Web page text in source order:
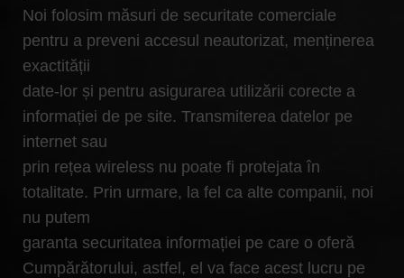
Noi folosim măsuri de securitate comerciale
pentru a preveni accesul neautorizat, menținerea
exactității
date-lor și pentru asigurarea utilizării corecte a
informației de pe site. Transmiterea datelor pe
internet sau
prin rețea wireless nu poate fi protejata în
totalitate. Prin urmare, la fel ca alte companii, noi
nu putem
garanta securitatea informației pe care o oferă
Cumpărătorului, astfel, el va face acest lucru pe